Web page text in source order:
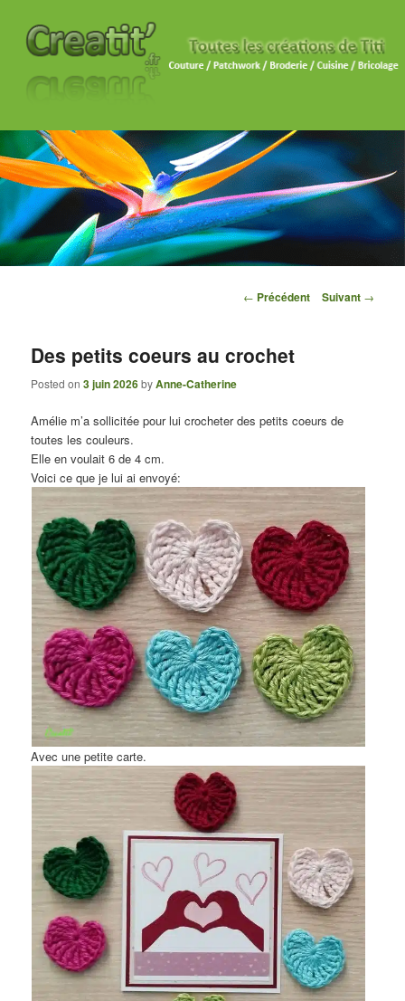
Navigation des articles
← Précédent Suivant →
Des petits coeurs au crochet
Posted on3 juin 2026byAnne-Catherine
Amélie m’a sollicitée pour lui crocheter des petits coeurs de
toutes les couleurs.
Elle en voulait 6 de 4 cm.
Voici ce que je lui ai envoyé:
Avec une petite carte.